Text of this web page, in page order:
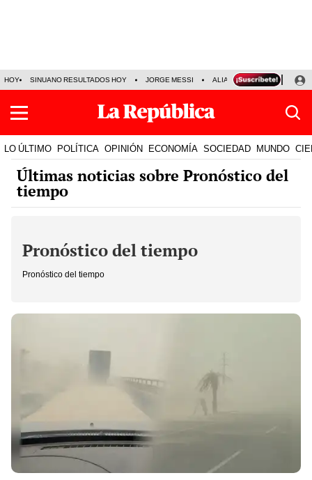
HOY SINUANO RESULTADOS HOY JORGE MESSI ALIANZA LIMA VS SPORT
LO ÚLTIMO POLÍTICA OPINIÓN ECONOMÍA SOCIEDAD MUNDO
Últimas noticias sobre Pronóstico del
tiempo
Pronóstico del tiempo
Pronóstico del tiempo